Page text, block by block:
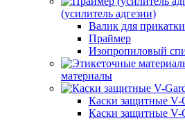
(усилитель адгезии)
Валик для прикатки
Праймер
Изопропиловый
материалы
Каски защитные V-
Каски защитные V-